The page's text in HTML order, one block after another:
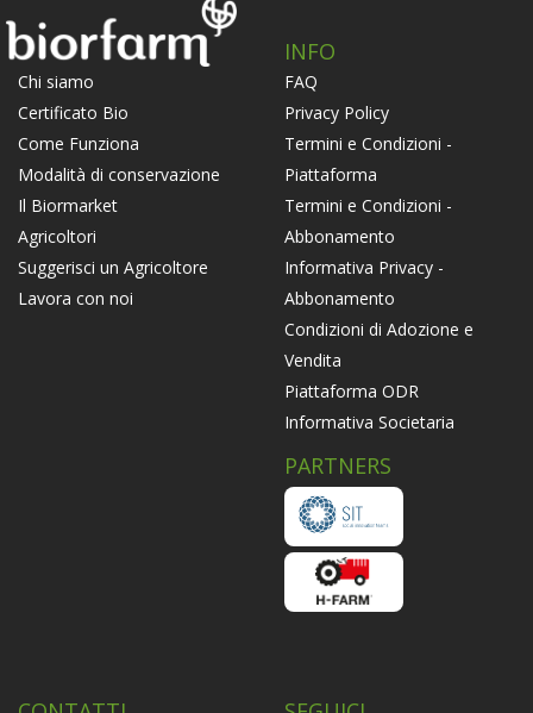
Chi siamo
Certificato Bio
Come Funziona
Modalità di conservazione
Il Biormarket
Agricoltori
Suggerisci un Agricoltore
Lavora con noi
INFO
FAQ
Privacy Policy
Termini e Condizioni -
Piattaforma
Termini e Condizioni -
Abbonamento
Informativa Privacy -
Abbonamento
Condizioni di Adozione e
Vendita
Piattaforma ODR
Informativa Societaria
PARTNERS